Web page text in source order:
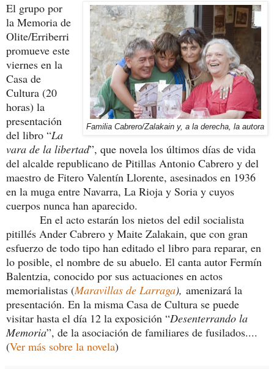
Familia Cabrero/Zalakain y, a la derecha, la autora
El grupo por
la Memoria de
Olite/Erriberri
promueve este
viernes en la
Casa de
Cultura (20
horas) la
presentación
del libro “La
vara de la libertad”, que novela los últimos días de vida
del alcalde republicano de Pitillas Antonio Cabrero y del
maestro de Fitero Valentín Llorente, asesinados en 1936
en la muga entre Navarra, La Rioja y Soria y cuyos
cuerpos nunca han aparecido.
En el acto estarán los nietos del edil socialista
pitillés Ander Cabrero y Maite Zalakain, que con gran
esfuerzo de todo tipo han editado el libro para reparar, en
lo posible, el nombre de su abuelo. El canta autor Fermín
Balentzia, conocido por sus actuaciones en actos
memorialistas (Maravillas de Larraga), amenizará la
presentación. En la misma Casa de Cultura se puede
visitar hasta el día 12 la exposición “Desenterrando la
Memoria”, de la asociación de familiares de fusilados....
(Ver más sobre la novela)